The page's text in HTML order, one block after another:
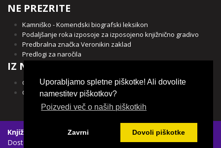
NE PREZRITE
Kamniško - Komendski biografski leksikon
Podaljšanje roka izposoje za izposojeno knjižnično gradivo
Predbralna značka Veronikin zaklad
Predlogi za naročila
IZ NAŠE OBČINE
Občina Kamnik
Občina Komenda
Knjižnica Franceta Balantiča Kamnik | Spletni piškotki
Dostopnost vsebin
Uporabljamo spletne piškotke! Ali dovolite
namestitev piškotkov?
Poizvedi več o naših piškotkih
Zavrni Dovoli piškotke